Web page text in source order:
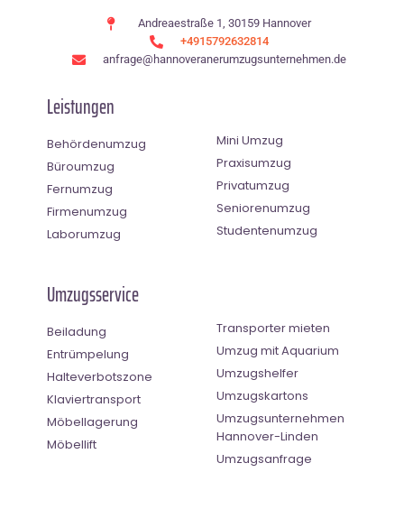
Andreaestraße 1, 30159 Hannover
+4915792632814
anfrage@hannoveranerumzugsunternehmen.de
Leistungen
Behördenumzug
Büroumzug
Fernumzug
Firmenumzug
Laborumzug
Mini Umzug
Praxisumzug
Privatumzug
Seniorenumzug
Studentenumzug
Umzugsservice
Beiladung
Entrümpelung
Halteverbotszone
Klaviertransport
Möbellagerung
Möbellift
Transporter mieten
Umzug mit Aquarium
Umzugshelfer
Umzugskartons
Umzugsunternehmen
Hannover-Linden
Umzugsanfrage